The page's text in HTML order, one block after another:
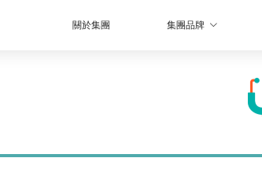
關於集團 集團品牌